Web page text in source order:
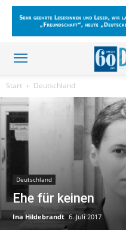
Start Deutschland
Deutschland
Ehe für keinen
Ina Hildebrandt 6. Juli 2017